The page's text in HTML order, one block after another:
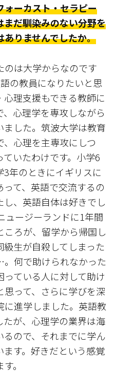
ォーカスト・セラピー
だ馴染みのない分野を
りませんでしたか。
のは大学からなのです
の教員になりたいと思
理支援もできる教師に
心理学を専攻しながら
した。筑波大学は教育
、心理を主専攻にしつ
いたわけです。小学6
年のときにイギリスに
て、英語で交流するの
、英語自体は好きでし
ュージーランドに1年間
ろが、留学から帰国し
生が自殺してしまった
何で助けられなかった
ている人に対して助け
って、さらに学びを深
に進学しました。英語教
たが、心理学の業界は海
ので、それまでに学ん
す。好きだという感覚
。